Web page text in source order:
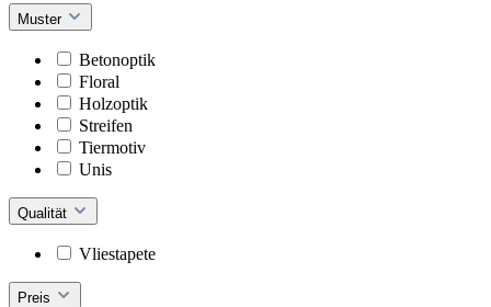
Muster
Betonoptik
Floral
Holzoptik
Streifen
Tiermotiv
Unis
Qualität
Vliestapete
Preis